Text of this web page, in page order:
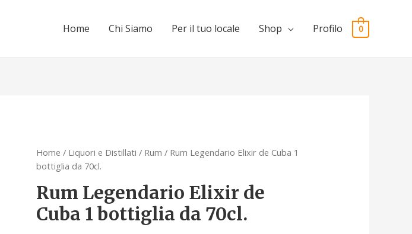
Home Chi Siamo Per il tuo locale Shop Profilo 0
Home / Liquori e Distillati / Rum / Rum Legendario Elixir de Cuba 1
bottiglia da 70cl.
Rum Legendario Elixir de
Cuba 1 bottiglia da 70cl.